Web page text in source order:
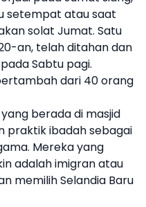
setempat atau saat
solat Jumat. Satu
an, telah ditahan dan
Sabtu pagi.
dari 40 orang
berada di masjid
praktik ibadah sebagai
Mereka yang
adalah imigran atau
memilih Selandia Baru